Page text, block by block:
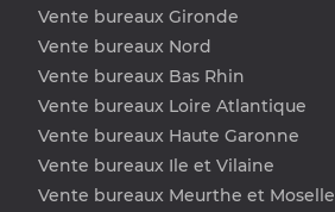
Vente bureaux Gironde
Vente bureaux Nord
Vente bureaux Bas Rhin
Vente bureaux Loire Atlantique
Vente bureaux Haute Garonne
Vente bureaux Ile et Vilaine
Vente bureaux Meurthe et Moselle